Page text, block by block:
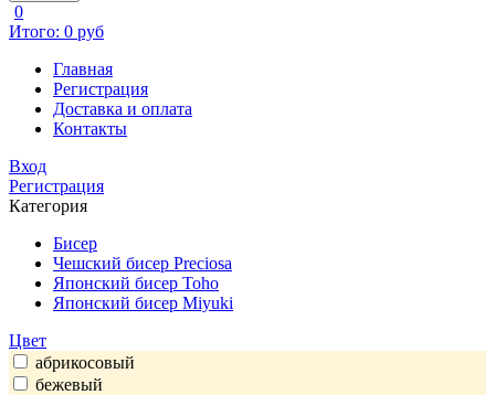
0
Итого: 0 руб
Главная
Регистрация
Доставка и оплата
Контакты
Вход
Регистрация
Категория
Бисер
Чешский бисер Preciosa
Японский бисер Toho
Японский бисер Miyuki
Цвет
абрикосовый
бежевый